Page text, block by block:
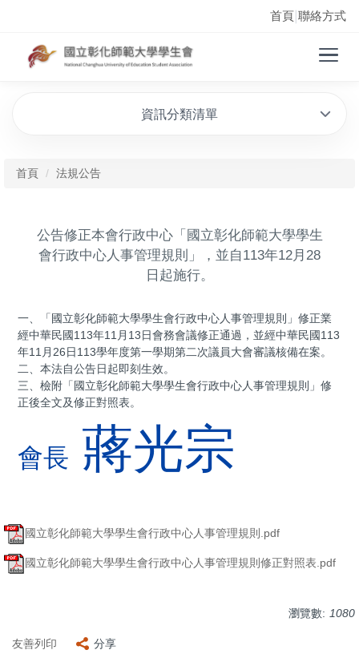
首頁 聯絡方式
資訊分類清單
首頁 法規公告
公告修正本會行政中心「國立彰化師範大學學生
會行政中心人事管理規則」，並自113年12月28
日起施行。
一、「國立彰化師範大學學生會行政中心人事管理規則」修正業
經中華民國113年11月13日會務會議修正通過，並經中華民國113
年11月26日113學年度第一學期第二次議員大會審議核備在案。
二、本法自公告日起即刻生效。
三、檢附「國立彰化師範大學學生會行政中心人事管理規則」修
正後全文及修正對照表。
會長 蔣光宗
國立彰化師範大學學生會行政中心人事管理規則.pdf
國立彰化師範大學學生會行政中心人事管理規則修正對照表.pdf
瀏覽數: 1080
友善列印 分享